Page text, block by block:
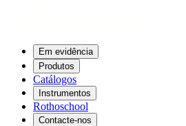
Em evidência
Produtos
Catálogos
Instrumentos
Rothoschool
Contacte-nos